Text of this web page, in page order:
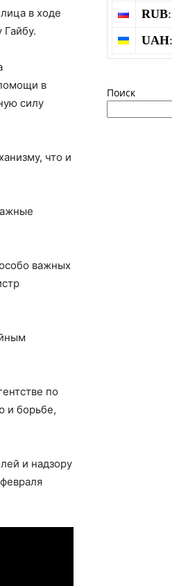
в ходе
в
силу
что и
важных
по
и борьбе,
и надзору
RUB
UAH
Поиск